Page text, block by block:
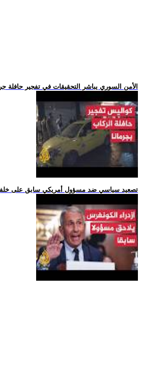
.. الأمن السوري يباشر التحقيقات في تفجير
.. تصعيد سياسي ضد مسؤول أمريكي سابق على